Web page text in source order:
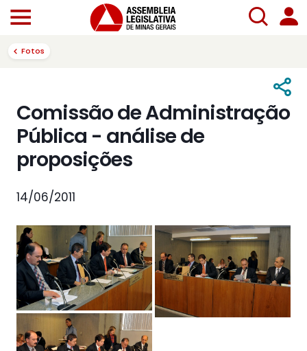
Fotos
Comissão de Administração
Pública - análise de
proposições
14/06/2011